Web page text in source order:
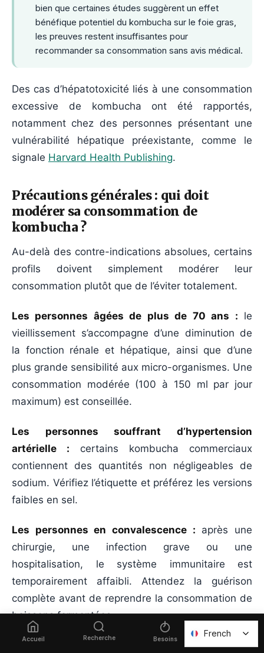
bien que certaines études suggèrent un effet
bénéfique potentiel du kombucha sur le foie gras,
les preuves restent insuffisantes pour
recommander sa consommation sans avis médical.
Des cas d’hépatotoxicité liés à une consommation
excessive de kombucha ont été rapportés,
notamment chez des personnes présentant une
vulnérabilité hépatique préexistante, comme le
signale Harvard Health Publishing.
Précautions générales : qui doit
modérer sa consommation de
kombucha ?
Au-delà des contre-indications absolues, certains
profils doivent simplement modérer leur
consommation plutôt que de l’éviter totalement.
Les personnes âgées de plus de 70 ans : le
vieillissement s’accompagne d’une diminution de
la fonction rénale et hépatique, ainsi que d’une
plus grande sensibilité aux micro-organismes. Une
consommation modérée (100 à 150 ml par jour
maximum) est conseillée.
Les personnes souffrant d’hypertension
artérielle : certains kombucha commerciaux
contiennent des quantités non négligeables de
sodium. Vérifiez l’étiquette et préférez les versions
faibles en sel.
Les personnes en convalescence : après une
chirurgie, une infection grave ou une
hospitalisation, le système immunitaire est
temporairement affaibli. Attendez la guérison
complète avant de reprendre la consommation de
boissons fermentées.
Les personnes souffrant de migraines
Accueil Recherche Besoins Favoris
French
French